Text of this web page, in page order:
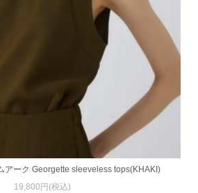
アーク Georgette sleeveless tops(KHAKI)
19,800円(税込)